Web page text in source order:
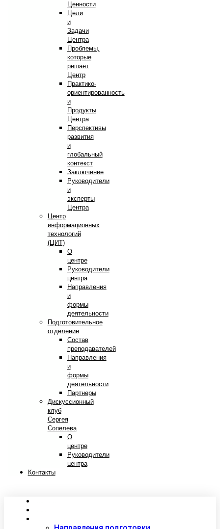
Ценности
Цели
и
Задачи
Центра
Проблемы,
которые
решает
Центр
Практико-
ориентированность
и
Продукты
Центра
Перспективы
развития
и
глобальный
контекст
Заключение
Руководители
и
эксперты
Центра
Центр
информационных
технологий
(ЦИТ)
О
центре
Руководители
центра
Направления
и
формы
деятельности
Подготовительное
отделение
Состав
преподавателей
Направления
и
формы
деятельности
Партнеры
Дискуссионный
клуб
Сергея
Сопелева
О
центре
Руководители
центра
Контакты